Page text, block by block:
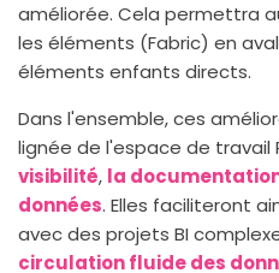
améliorée. Cela permettra
les éléments (Fabric) en
éléments enfants directs.
Dans l'ensemble, ces
lignée de l'espace de travail
visibilité, la
données. Elles faciliteront
avec des projets BI
circulation fluide des